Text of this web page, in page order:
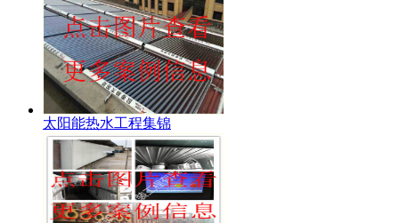
太阳能热水工程集锦